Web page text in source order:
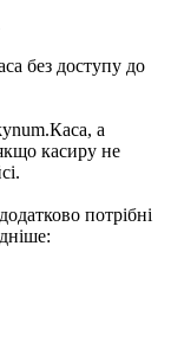
без доступу до
а
касиру не
потрібні